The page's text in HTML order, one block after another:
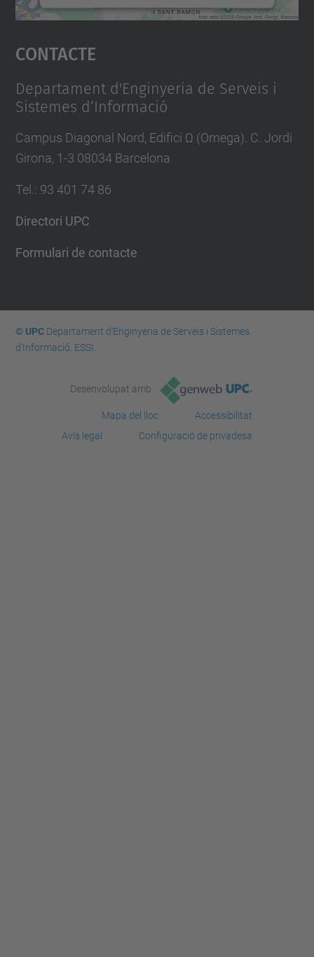
Accepta
powered by
Contacte
Departament d'Enginyeria de Serveis i
Sistemes d’Informació
Campus Diagonal Nord, Edifici Ω (Omega). C. Jordi
Girona, 1-3 08034 Barcelona
Tel. : 93 401 74 86
Directori UPC
Formulari de contacte
© UPCDepartament d'Enginyeria de Serveis i Sistemes
d'Informació. ESSI.
Desenvolupat amb
Mapa del lloc
Accessibilitat
Avís legal
Configuració de privadesa